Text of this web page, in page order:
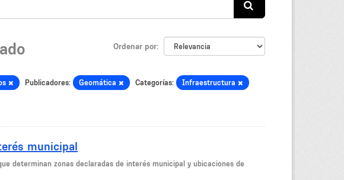
Ordenar por
Publicadores: Geomática Categorías: Infraestructura
municipal
determinan zonas declaradas de interés municipal y ubicaciones de